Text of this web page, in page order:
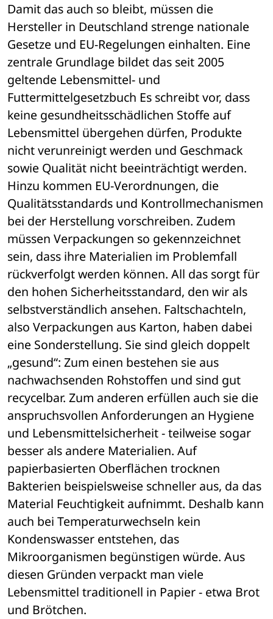
Damit das auch so bleibt, müssen die
Hersteller in Deutschland strenge nationale
Gesetze und EU-Regelungen einhalten. Eine
zentrale Grundlage bildet das seit 2005
geltende Lebensmittel- und
Futtermittelgesetzbuch Es schreibt vor, dass
keine gesundheitsschädlichen Stoffe auf
Lebensmittel übergehen dürfen, Produkte
nicht verunreinigt werden und Geschmack
sowie Qualität nicht beeinträchtigt werden.
Hinzu kommen EU-Verordnungen, die
Qualitätsstandards und Kontrollmechanismen
bei der Herstellung vorschreiben. Zudem
müssen Verpackungen so gekennzeichnet
sein, dass ihre Materialien im Problemfall
rückverfolgt werden können. All das sorgt für
den hohen Sicherheitsstandard, den wir als
selbstverständlich ansehen. Faltschachteln,
also Verpackungen aus Karton, haben dabei
eine Sonderstellung. Sie sind gleich doppelt
„gesund“: Zum einen bestehen sie aus
nachwachsenden Rohstoffen und sind gut
recycelbar. Zum anderen erfüllen auch sie die
anspruchsvollen Anforderungen an Hygiene
und Lebensmittelsicherheit - teilweise sogar
besser als andere Materialien. Auf
papierbasierten Oberflächen trocknen
Bakterien beispielsweise schneller aus, da das
Material Feuchtigkeit aufnimmt. Deshalb kann
auch bei Temperaturwechseln kein
Kondenswasser entstehen, das
Mikroorganismen begünstigen würde. Aus
diesen Gründen verpackt man viele
Lebensmittel traditionell in Papier - etwa Brot
und Brötchen.